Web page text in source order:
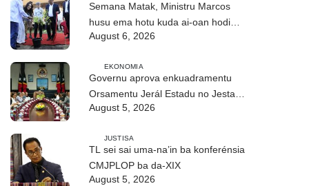
Semana Matak, Ministru Marcos
husu ema hotu kuda ai-oan hodi
proteje biodiversidade
August 6, 2026
EKONOMIA
Governu aprova enkuadramentu
Orsamentu Jerál Estadu no Jestaun
Finanseira Públika
August 5, 2026
JUSTISA
TL sei sai uma-na’in ba konferénsia
CMJPLOP ba da-XIX
August 5, 2026